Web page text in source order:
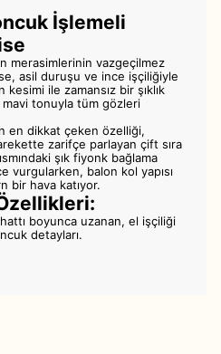
İşlemeli
merasimlerinin vazgeçilmez
asil duruşu ve ince işçiliğiyle
ile zamansız bir şıklık
tonuyla tüm gözleri
en dikkat çeken özelliği,
zarifçe parlayan çift sıra
şık fiyonk bağlama
vurgularken, balon kol yapısı
bir hava katıyor.
boyunca uzanan, el işçiliği
detayları.